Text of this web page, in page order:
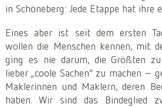
in Schöneberg: Jede Etappe hat ihre
Eines aber ist seit dem ersten
wollen die Menschen kennen, mit
ging es nie darum, die Größten
lieber „coole Sachen“ zu machen –
Maklerinnen und Maklern, deren
haben. Wir sind das Bindeglied